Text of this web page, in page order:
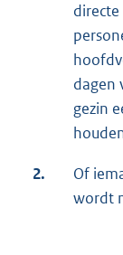
dagen
gezin
2.
Of
wordt